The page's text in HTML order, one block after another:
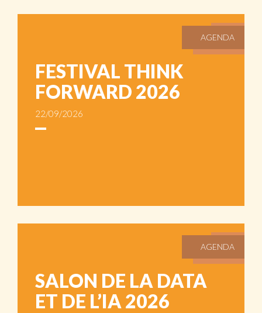
AGENDA
FESTIVAL THINK
FORWARD 2026
22/09/2026
AGENDA
SALON DE LA DATA
ET DE L’IA 2026